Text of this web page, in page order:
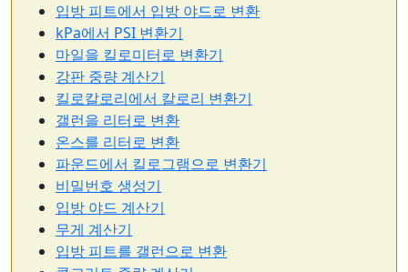
입방 피트에서 입방 야드로 변환
kPa에서 PSI 변환기
마일을 킬로미터로 변환기
강판 중량 계산기
킬로칼로리에서 칼로리 변환기
갤런을 리터로 변환
온스를 리터로 변환
파운드에서 킬로그램으로 변환기
비밀번호 생성기
입방 야드 계산기
무게 계산기
입방 피트를 갤런으로 변환